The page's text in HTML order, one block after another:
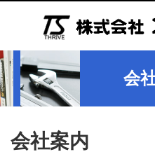
会
会社案内